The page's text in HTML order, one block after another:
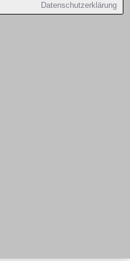
Datenschutzerklärung